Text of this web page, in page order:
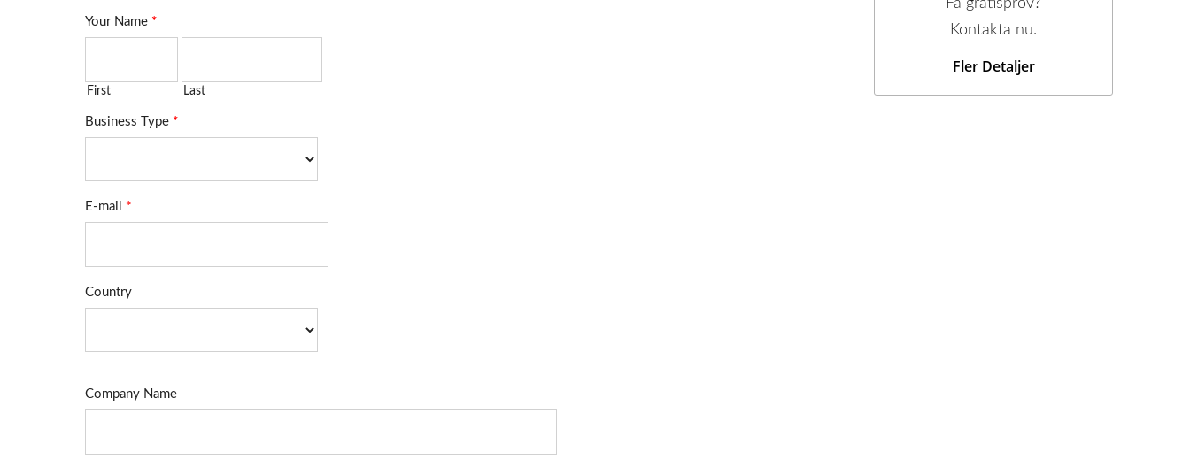
Få gratisprov?
Kontakta nu.
Fler Detaljer